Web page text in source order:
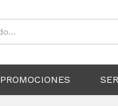
PROMOCIONES